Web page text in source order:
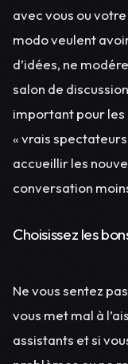
avec vous ou
modo veulent
d’idées, ne
salon de
important pour les
« vrais
accueillir les
conversation
Choisissez les
Ne vous sentez
vous met mal à
assistants et si